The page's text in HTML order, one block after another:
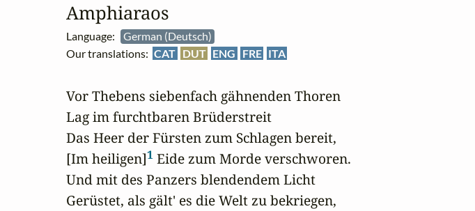
Amphiaraos
Language:
German (Deutsch)
Our translations: CAT DUT ENG FRE ITA
Vor Thebens siebenfach gähnenden Thoren
Lag im furchtbaren Brüderstreit
Das Heer der Fürsten zum Schlagen bereit,
[Im heiligen]1 Eide zum Morde verschworen.
Und mit des Panzers blendendem Licht
Gerüstet, als gält' es die Welt zu bekriegen,